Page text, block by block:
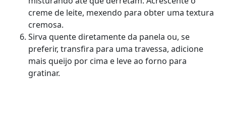
creme de leite, mexendo para obter uma textura
cremosa.
Sirva quente diretamente da panela ou, se
preferir, transfira para uma travessa, adicione
mais queijo por cima e leve ao forno para
gratinar.